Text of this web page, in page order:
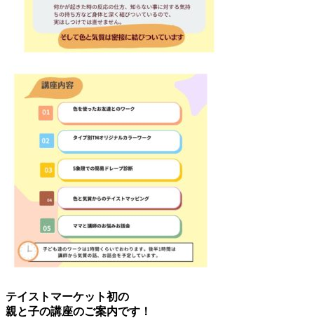
テイストマーケット初の
親と子の講座のご案内です！